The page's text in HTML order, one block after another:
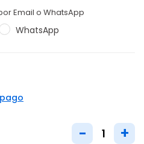
Email o WhatsApp
WhatsApp
- +